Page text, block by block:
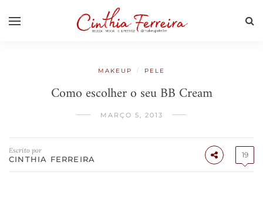
MAKEUP / PELE
Como escolher o seu BB Cream
MARÇO 5, 2013
Escrito por
CINTHIA FERREIRA 19